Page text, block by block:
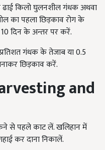
ढाई किलो घुलनशील गंधक अथवा
का पहला छिड़काव रोग के
दिन के अन्तर पर करें.
गंधक के तेजाब या 0.5
छिड़काव करें.
and
से पहले काट लें. खलिहान में
कर दाना निकालें.